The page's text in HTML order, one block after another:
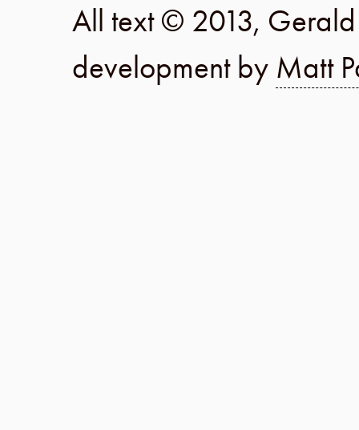
All text © 2013,
development by Matt